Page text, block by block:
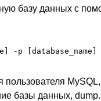
базу данных с
-p [database_name]
пользователя MySQL,
базы данных,